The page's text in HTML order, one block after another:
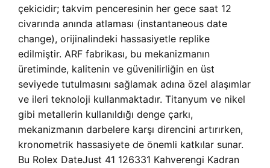
çekicidir; takvim penceresinin her gece saat 12
civarında anında atlaması (instantaneous date
change), orijinalindeki hassasiyetle replike
edilmiştir. ARF fabrikası, bu mekanizmanın
üretiminde, kalitenin ve güvenilirliğin en üst
seviyede tutulmasını sağlamak adına özel alaşımlar
ve ileri teknoloji kullanmaktadır. Titanyum ve nikel
gibi metallerin kullanıldığı denge çarkı,
mekanizmanın darbelere karşı direncini artırırken,
kronometrik hassasiyete de önemli katkılar sunar.
Bu Rolex DateJust 41 126331 Kahverengi Kadran